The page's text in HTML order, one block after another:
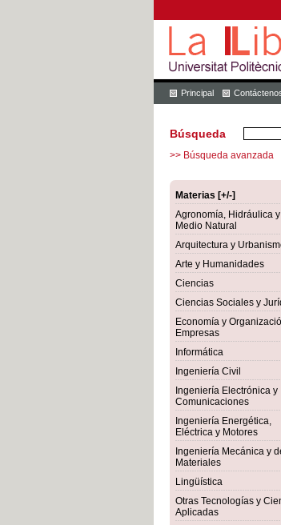
Principal
Búsqueda
>> Búsqueda avanzada
Materias [+/-]
Agronomía, Hidráulica y
Medio Natural
Arquitectura y
Arte y Humanidades
Ciencias
Ciencias Sociales y
Economía y
Empresas
Informática
Ingeniería Civil
Ingeniería Electrónica y
Comunicaciones
Ingeniería Energética,
Eléctrica y Motores
Ingeniería Mecánica y
Materiales
Lingüística
Otras Tecnologías y
Aplicadas